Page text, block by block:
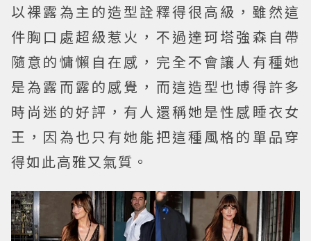
以裸露為主的造型詮釋得很高級，雖然這
件胸口處超級惹火，不過達珂塔強森自帶
隨意的慵懶自在感，完全不會讓人有種她
是為露而露的感覺，而這造型也博得許多
時尚迷的好評，有人還稱她是性感睡衣女
王，因為也只有她能把這種風格的單品穿
得如此高雅又氣質。